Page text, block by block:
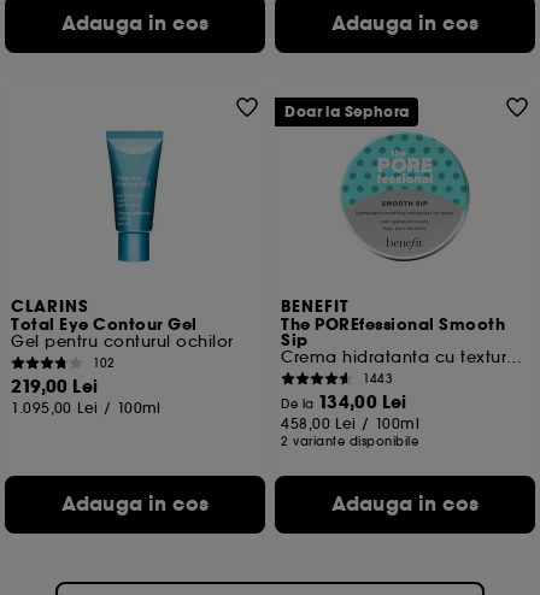
Adauga in cos Adauga in cos
CLARINS
Total Eye Contour Gel
Gel pentru conturul ochilor
102
219,00 Lei
1.095,00 Lei / 100ml
Adauga in cos
BENEFIT
The POREfessional Smooth
Sip
Crema hidratanta cu textura gel pentru pori
1443
De la 134,00 Lei
458,00 Lei / 100ml
2 variante disponibile
Adauga in cos
Doar la Sephora